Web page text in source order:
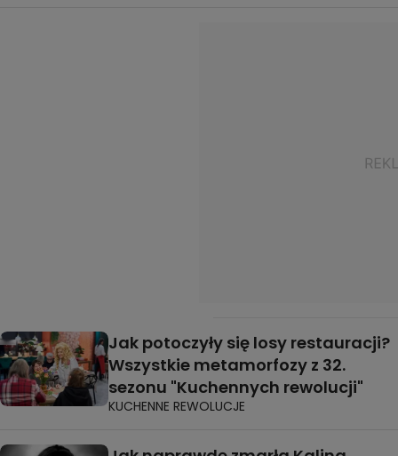
Jak potoczyły się losy restauracji?
Wszystkie metamorfozy z 32.
sezonu "Kuchennych rewolucji"
KUCHENNE REWOLUCJE